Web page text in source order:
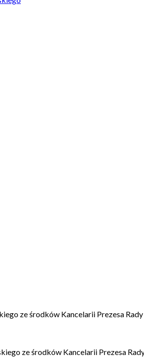
ze środków Kancelarii Prezesa
ze środków Kancelarii Prezesa